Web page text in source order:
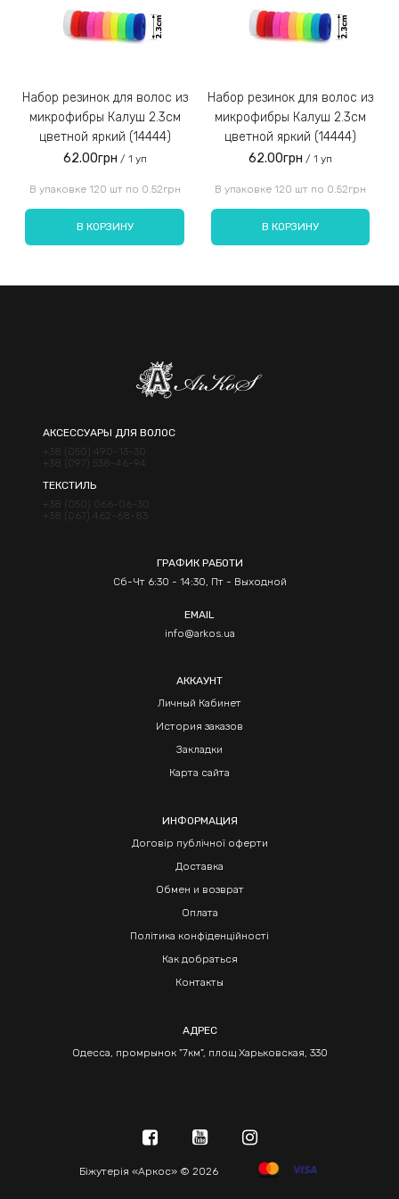
Набор резинок для волос из
микрофибры Калуш 2.3см
цветной яркий (14444)
62.00грн / 1 уп
В упаковке 120 шт по 0.52грн
В КОРЗИНУ
Набор резинок для волос из
микрофибры Калуш 2.3см
цветной яркий (14444)
62.00грн / 1 уп
В упаковке 120 шт по 0.52грн
В КОРЗИНУ
АКСЕССУАРЫ ДЛЯ ВОЛОС
+38 (050) 490-13-30
+38 (097) 538-46-94
ТЕКСТИЛЬ
+38 (050) 066-06-30
+38 (067) 462-68-83
ГРАФИК РАБОТИ
Сб-Чт 6:30 - 14:30, Пт - Выходной
EMAIL
info@arkos.ua
АККАУНТ
Личный Кабинет
История заказов
Закладки
Карта сайта
ИНФОРМАЦИЯ
Договір публічної оферти
Доставка
Обмен и возврат
Оплата
Політика конфіденційності
Как добраться
Контакты
АДРЕС
Одесса, промрынок "7км", площ Харьковская, 330
Біжутерія «Аркос» © 2026